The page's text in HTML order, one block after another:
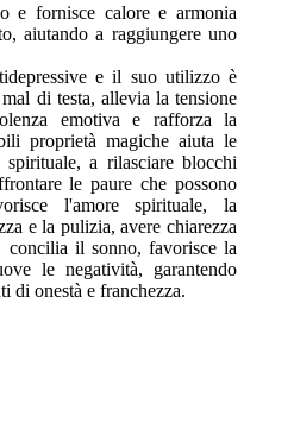
e fornisce calore e armonia
aiutando a raggiungere uno
e il suo utilizzo è
di testa, allevia la tensione
emotiva e rafforza la
proprietà magiche aiuta le
spirituale, a rilasciare blocchi
le paure che possono
l'amore spirituale, la
e la pulizia, avere chiarezza
il sonno, favorisce la
le negatività, garantendo
di onestà e franchezza.